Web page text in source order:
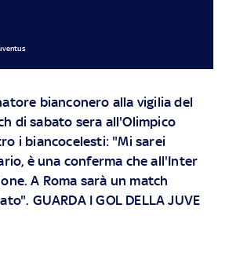
bianconero alla vigilia del
di sabato sera all'Olimpico
i biancocelesti: "Mi sarei
è una conferma che all'Inter
A Roma sarà un match
GUARDA I GOL DELLA JUVE